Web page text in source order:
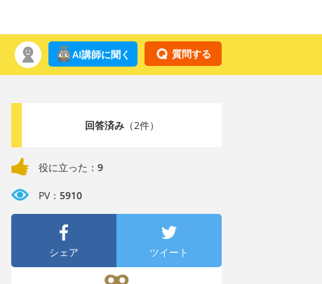
質問する
AI講師に聞く
回答済み（2件）
役に立った： 9
PV： 5910
シェア ツイート